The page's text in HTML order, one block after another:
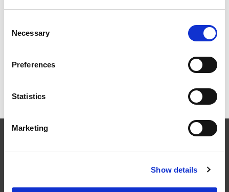
Selection
Necessary
Preferences
Statistics
Marketing
Show details
ICAM 25：涡轮机械更锐利的边缘，更强劲的引擎
在航空航天、汽车、能源和医疗等领域，部件的高精度加工对最终
产品性能等级的精致度十分关键。我们的机床采用完整的加工方法